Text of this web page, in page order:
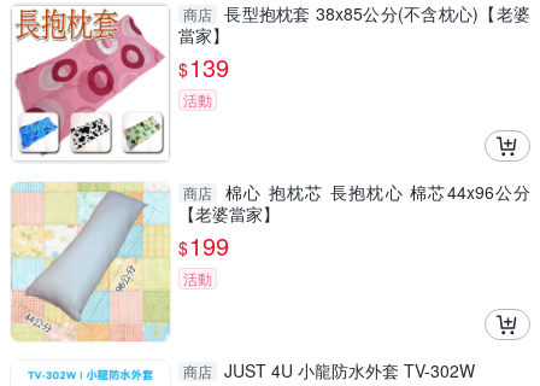
商店 長型抱枕套 38x85公分(不含枕心)【老婆
當家】
$139
活動
商店
棉心 抱枕芯 長抱枕心 棉芯44x96公分
【老婆當家】
$199
活動
商店 JUST 4U 小龍防水外套 TV-302W